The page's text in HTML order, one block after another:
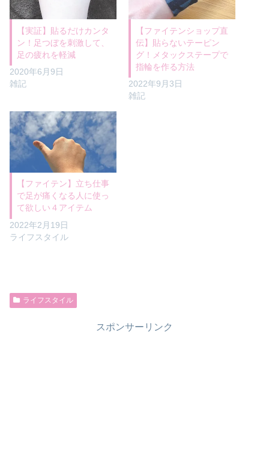
【実証】貼るだけカンタ
ン！足つぼを刺激して、
足の疲れを軽減
2020年6月9日
雑記
【ファイテンショップ直
伝】貼らないテーピン
グ！メタックステープで
指輪を作る方法
2022年9月3日
雑記
【ファイテン】立ち仕事
で足が痛くなる人に使っ
て欲しい４アイテム
2022年2月19日
ライフスタイル
ライフスタイル
スポンサーリンク